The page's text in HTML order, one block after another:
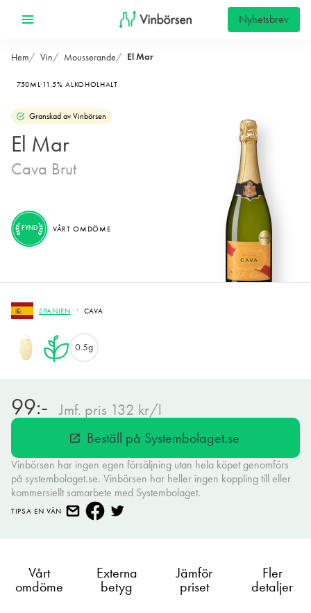
Nyhetsbrev
Hem Vin Mousserande El Mar
750ML 11.5% ALKOHOLHALT
Granskad av Vinbörsen
El Mar
Cava Brut
SPANIEN CAVA
FYND VÅRT OMDÖME
0.5g
99:- Jmf. pris 132 kr/l
open_in_new Beställ på Systembolaget.se
Vinbörsen har ingen egen försäljning utan hela köpet genomförs
på systembolaget.se. Vinbörsen har heller ingen koppling till eller
kommersiellt samarbete med Systembolaget.
TIPSA EN VÄN
Vårt
omdöme
Externa
betyg
Jämför
priset
Fler
detaljer